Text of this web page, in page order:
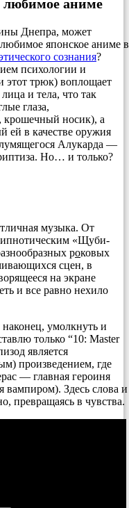
аниме
Днепра, может
любимое японское аниме в
сознания?
психологии и
этот трюк) воплощает
и тела, что так
глаза,
крошечный носик), а
ей в качестве оружия
Алукарда —
Но… и только?
музыка. От
«Щуби-
роковых
сцен, в
на экране
и все равно нехило
умолкнуть и
только “10: Master
является
произведением, где
— главная героиня
вампиром). Здесь слова и
превращаясь в чувства.